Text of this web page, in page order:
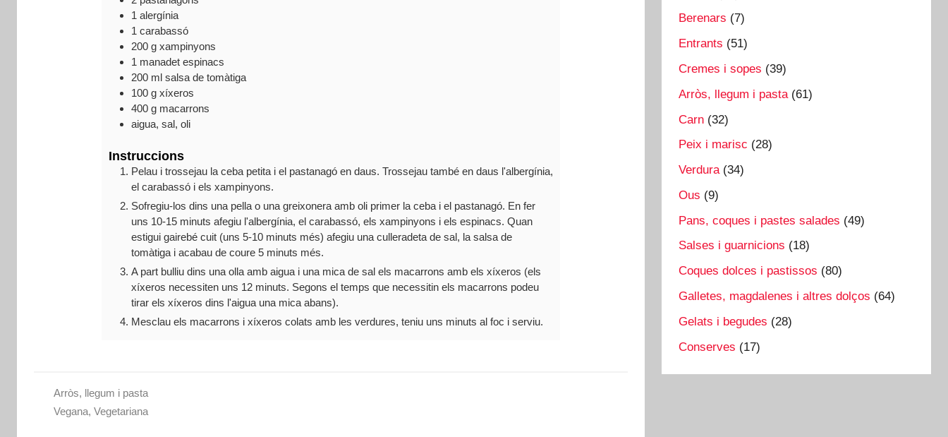
1 alergínia
1 carabassó
200 g xampinyons
1 manadet espinacs
200 ml salsa de tomàtiga
100 g xíxeros
400 g macarrons
aigua, sal, oli
Instruccions
Pelau i trossejau la ceba petita i el pastanagó en daus. Trossejau també en daus l'albergínia,
el carabassó i els xampinyons.
Sofregiu-los dins una pella o una greixonera amb oli primer la ceba i el pastanagó. En fer
uns 10-15 minuts afegiu l'albergínia, el carabassó, els xampinyons i els espinacs. Quan
estigui gairebé cuit (uns 5-10 minuts més) afegiu una culleradeta de sal, la salsa de
tomàtiga i acabau de coure 5 minuts més.
A part bulliu dins una olla amb aigua i una mica de sal els macarrons amb els xíxeros (els
xíxeros necessiten uns 12 minuts. Segons el temps que necessitin els macarrons podeu
tirar els xíxeros dins l'aigua una mica abans).
Mesclau els macarrons i xíxeros colats amb les verdures, teniu uns minuts al foc i serviu.
Arròs, llegum i pasta
Vegana, Vegetariana
Berenars (7)
Entrants (51)
Cremes i sopes (39)
Arròs, llegum i pasta (61)
Carn (32)
Peix i marisc (28)
Verdura(34)
Ous (9)
Pans, coques i pastes salades (49)
Salses i guarnicions (18)
Coques dolces i pastissos (80)
Galletes, magdalenes i altres dolços (64)
Gelats i begudes (28)
Conserves (17)